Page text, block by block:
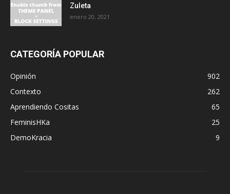
Zuleta
enero 20, 2021
CATEGORÍA POPULAR
Opinión
902
Contexto
262
Aprendiendo Cositas
65
FeminisHKa
25
DemoKracia
9